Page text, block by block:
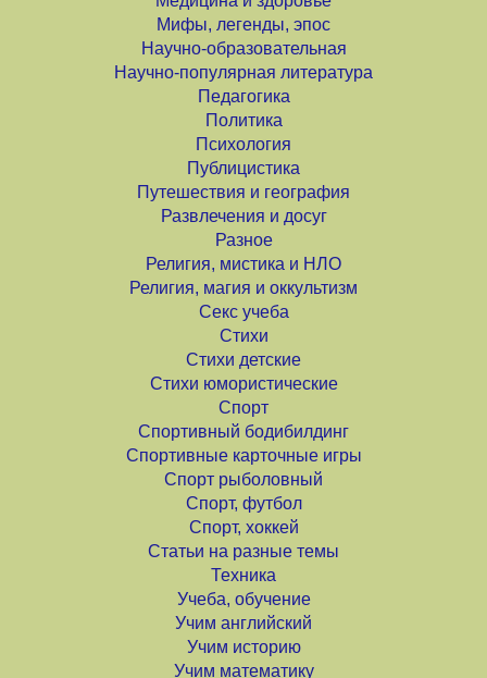
Мифы, легенды, эпос
Научно-образовательная
Научно-популярная литература
Педагогика
Политика
Психология
Публицистика
Путешествия и география
Развлечения и досуг
Разное
Религия, мистика и НЛО
Религия, магия и оккультизм
Секс учеба
Стихи
Стихи детские
Стихи юмористические
Спорт
Спортивный бодибилдинг
Спортивные карточные игры
Спорт рыболовный
Спорт, футбол
Спорт, хоккей
Статьи на разные темы
Техника
Учеба, обучение
Учим английский
Учим историю
Учим математику